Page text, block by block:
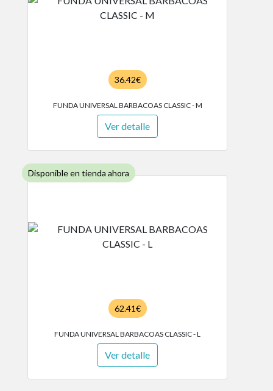
36.42€
FUNDA UNIVERSAL BARBACOAS CLASSIC - M
Ver detalle
Disponible en tienda ahora
62.41€
FUNDA UNIVERSAL BARBACOAS CLASSIC - L
Ver detalle